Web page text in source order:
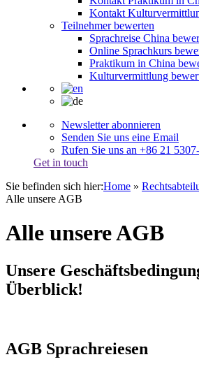
Kontakt
Teilnehmer bewerten
Sprachreise China
Online Sprachkurs
Praktikum in China
Kulturvermittlung
Newsletter abonnieren
Senden Sie uns eine Email
Rufen Sie uns an +86 21
Get in touch
Sie befinden sich hier:Home »
Alle unsere AGB
Alle unsere AGB
Unsere
Überblick!
AGB Sprachreiesen